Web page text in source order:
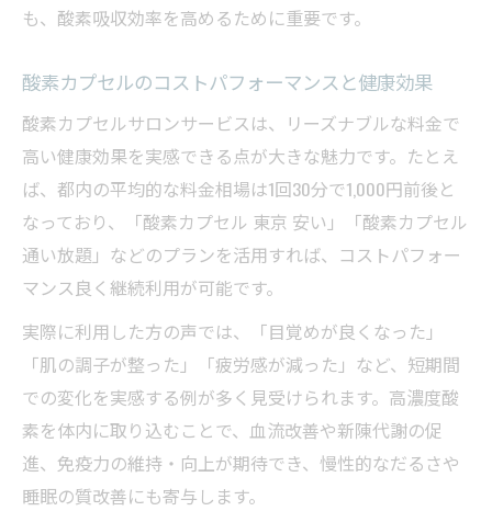
も、酸素吸収効率を高めるために重要です。
酸素カプセルのコストパフォーマンスと健康効果
酸素カプセルサロンサービスは、リーズナブルな料金で
高い健康効果を実感できる点が大きな魅力です。たとえ
ば、都内の平均的な料金相場は1回30分で1,000円前後と
なっており、「酸素カプセル 東京 安い」「酸素カプセル
通い放題」などのプランを活用すれば、コストパフォー
マンス良く継続利用が可能です。
実際に利用した方の声では、「目覚めが良くなった」
「肌の調子が整った」「疲労感が減った」など、短期間
での変化を実感する例が多く見受けられます。高濃度酸
素を体内に取り込むことで、血流改善や新陳代謝の促
進、免疫力の維持・向上が期待でき、慢性的なだるさや
睡眠の質改善にも寄与します。